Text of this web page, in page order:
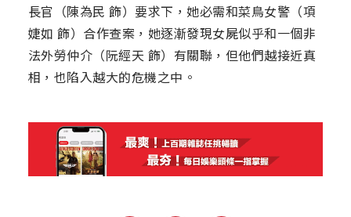
長官（陳為民 飾）要求下，她必需和菜鳥女警（項
婕如 飾）合作查案，她逐漸發現女屍似乎和一個非
法外勞仲介（阮經天 飾）有關聯，但他們越接近真
相，也陷入越大的危機之中。